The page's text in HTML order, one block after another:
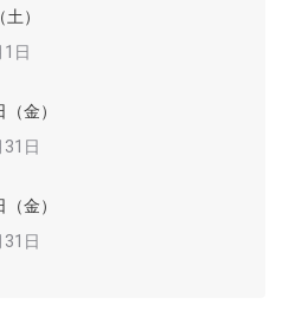
）
日
金）
日
金）
日